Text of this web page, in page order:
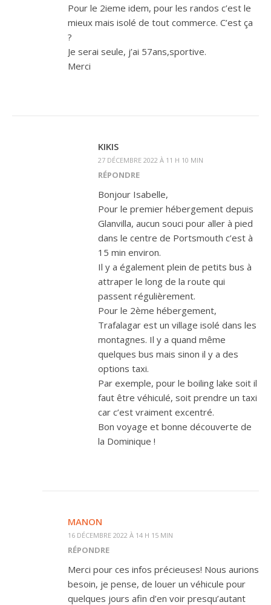
Pour le 2ieme idem, pour les randos c’est le
mieux mais isolé de tout commerce. C’est ça
?
Je serai seule, j’ai 57ans,sportive.
Merci
KIKIS
27 DÉCEMBRE 2022 À 11 H 10 MIN
RÉPONDRE
Bonjour Isabelle,
Pour le premier hébergement depuis
Glanvilla, aucun souci pour aller à pied
dans le centre de Portsmouth c’est à
15 min environ.
Il y a également plein de petits bus à
attraper le long de la route qui
passent régulièrement.
Pour le 2ème hébergement,
Trafalagar est un village isolé dans les
montagnes. Il y a quand même
quelques bus mais sinon il y a des
options taxi.
Par exemple, pour le boiling lake soit il
faut être véhiculé, soit prendre un taxi
car c’est vraiment excentré.
Bon voyage et bonne découverte de
la Dominique !
MANON
16 DÉCEMBRE 2022 À 14 H 15 MIN
RÉPONDRE
Merci pour ces infos précieuses! Nous aurions
besoin, je pense, de louer un véhicule pour
quelques jours afin d’en voir presqu’autant